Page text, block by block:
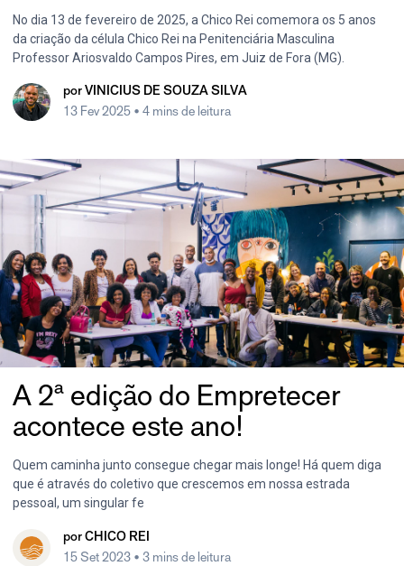
No dia 13 de fevereiro de 2025, a Chico Rei comemora os 5 anos
da criação da célula Chico Rei na Penitenciária Masculina
Professor Ariosvaldo Campos Pires, em Juiz de Fora (MG).
por VINICIUS DE SOUZA SILVA
13 Fev 2025 • 4 mins de leitura
A 2ª edição do Empretecer
acontece este ano!
Quem caminha junto consegue chegar mais longe! Há quem diga
que é através do coletivo que crescemos em nossa estrada
pessoal, um singular fe
por CHICO REI
15 Set 2023 • 3 mins de leitura